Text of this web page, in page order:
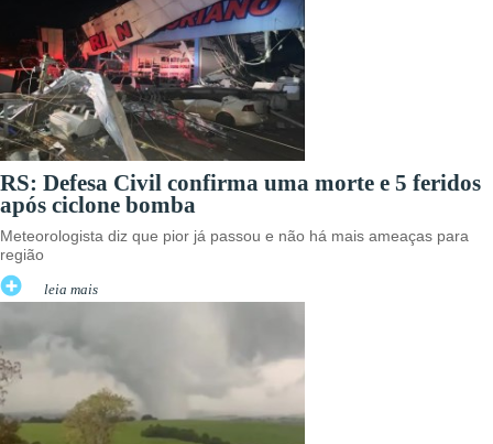
RS: Defesa Civil confirma uma morte e 5 feridos
após ciclone bomba
Meteorologista diz que pior já passou e não há mais ameaças para
região
leia mais